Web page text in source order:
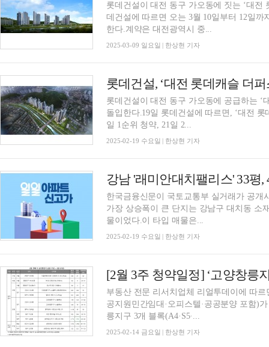
롯데건설이 대전 동구 가오동에 짓는 ‘대전
데건설에 따르면 오는 3월 10일부터 12일
한다.계약은 대전광역시 중...
2025-03-09 일요일 | 한상현 기자
롯데건설, ‘대전 롯데캐슬 더
롯데건설이 대전 동구 가오동에 공급하는 ‘
돌입한다.19일 롯데건설에 따르면, ‘대전
일 1순위 청약, 21일 2...
2025-02-19 수요일 | 한상현 기자
한국금융신문이 국토교통부 실거래가 공개
가장 상승폭이 큰 단지는 강남구 대치동 소
물이었다.이 타입 매물은...
2025-02-19 수요일 | 한상현 기자
부동산 전문 리서치업체 리얼투데이에 따
공지원민간임대·오피스텔·공공분양 포함)가 청약 접수를 받는
릉지구 3개 블록(A4·S5·...
2025-02-14 금요일 | 한상현 기자